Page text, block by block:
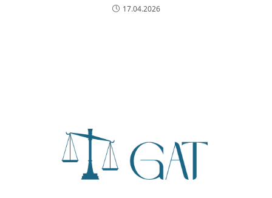
17.04.2026